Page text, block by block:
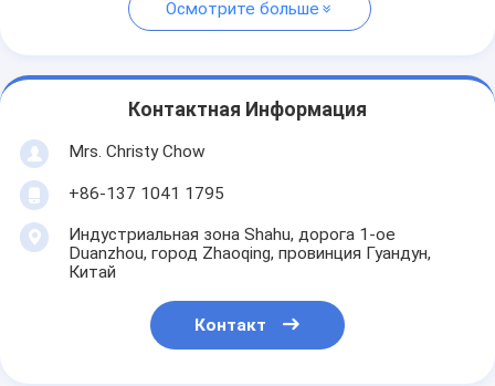
Осмотрите больше
Контактная Информация
Mrs. Christy Chow
+86-137 1041 1795
Индустриальная зона Shahu, дорога 1-ое
Duanzhou, город Zhaoqing, провинция Гуандун,
Китай
Контакт